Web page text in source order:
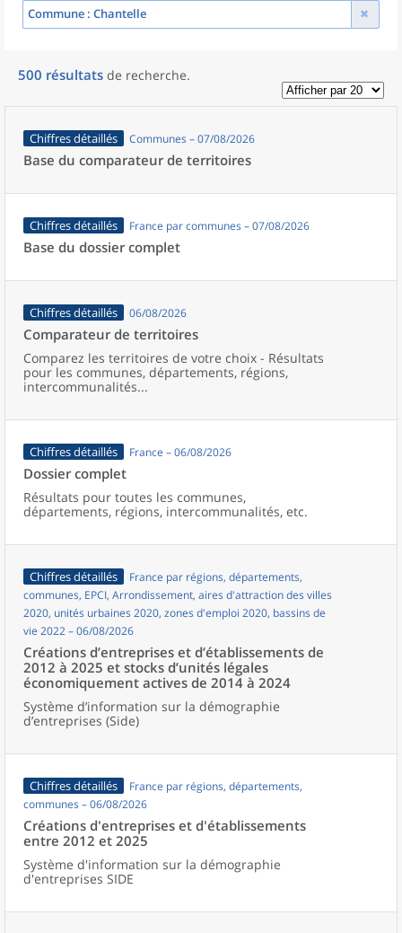
Commune : Chantelle
500 résultats de recherche.
Chiffres détaillés Communes – 07/08/2026
Base du comparateur de territoires
Chiffres détaillés France par communes – 07/08/2026
Base du dossier complet
Chiffres détaillés 06/08/2026
Comparateur de territoires
Comparez les territoires de votre choix - Résultats
pour les communes, départements, régions,
intercommunalités...
Chiffres détaillés France – 06/08/2026
Dossier complet
Résultats pour toutes les communes,
départements, régions, intercommunalités, etc.
Chiffres détaillés
France par régions, départements,
communes, EPCI, Arrondissement, aires d'attraction des villes
2020, unités urbaines 2020, zones d'emploi 2020, bassins de
vie 2022 – 06/08/2026
Créations d’entreprises et d’établissements de
2012 à 2025 et stocks d’unités légales
économiquement actives de 2014 à 2024
Système d’information sur la démographie
d’entreprises (Side)
Chiffres détaillés
France par régions, départements,
communes – 06/08/2026
Créations d'entreprises et d'établissements
entre 2012 et 2025
Système d'information sur la démographie
d'entreprises SIDE